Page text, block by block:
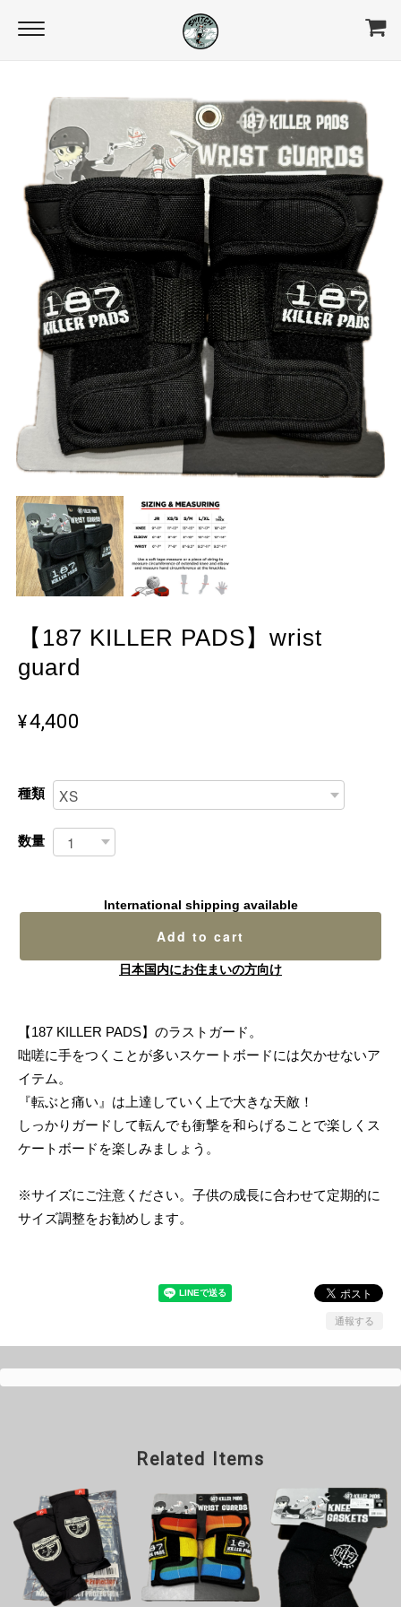
【187 KILLER PADS】wrist
guard
¥4,400
種類
数量
International shipping available
Add to cart
日本国内にお住まいの方向け
【187 KILLER PADS】のラストガード。
咄嗟に手をつくことが多いスケートボードには欠かせないア
イテム。
『転ぶと痛い』は上達していく上で大きな天敵！
しっかりガードして転んでも衝撃を和らげることで楽しくス
ケートボードを楽しみましょう。
※サイズにご注意ください。子供の成長に合わせて定期的に
サイズ調整をお勧めします。
通報する
Related Items